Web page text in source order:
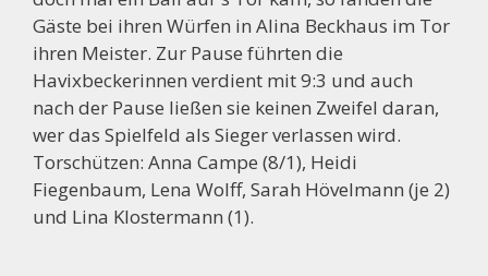
Gäste bei ihren Würfen in Alina Beckhaus im Tor
ihren Meister. Zur Pause führten die
Havixbeckerinnen verdient mit 9:3 und auch
nach der Pause ließen sie keinen Zweifel daran,
wer das Spielfeld als Sieger verlassen wird.
Torschützen: Anna Campe (8/1), Heidi
Fiegenbaum, Lena Wolff, Sarah Hövelmann (je 2)
und Lina Klostermann (1).